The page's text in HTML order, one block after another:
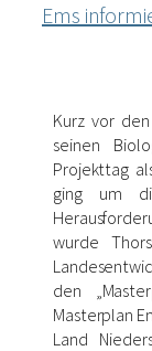
Ems
Kurz vor
seinen
Projekttag
ging um
wurde
den
Masterplan
Land